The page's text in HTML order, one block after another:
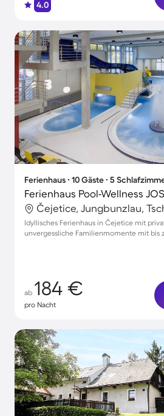
4.0
Ferienhaus ∙ 10 Gäste ∙ 5
Ferienhaus Pool-Wellness
Idyllisches Ferienhaus in Čejetice mit
unvergessliche Familienmomente mit bis
ab 184 €
pro Nacht